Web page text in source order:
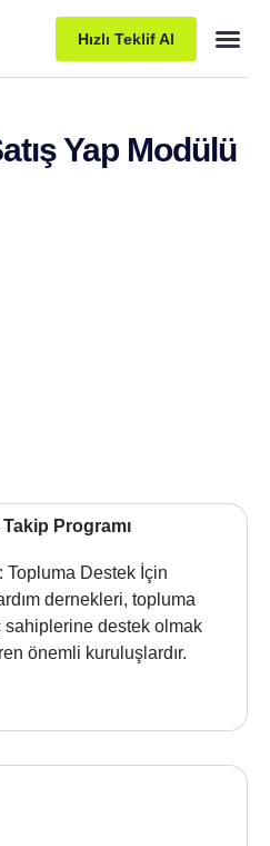
Hızlı Teklif Al
Yap Modülü
Programı
Topluma Destek İçin
dernekleri, topluma
sahiplerine destek olmak
önemli kuruluşlardır.